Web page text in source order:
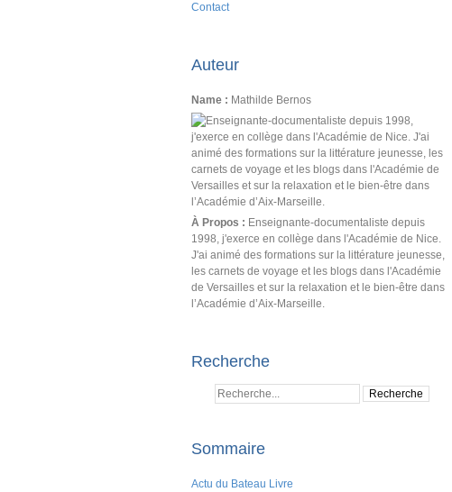
Contact
Auteur
Name : Mathilde Bernos
À Propos : Enseignante-documentaliste depuis
1998, j'exerce en collège dans l'Académie de Nice.
J'ai animé des formations sur la littérature jeunesse,
les carnets de voyage et les blogs dans l'Académie
de Versailles et sur la relaxation et le bien-être dans
l’Académie d’Aix-Marseille.
Recherche
Sommaire
Actu du Bateau Livre